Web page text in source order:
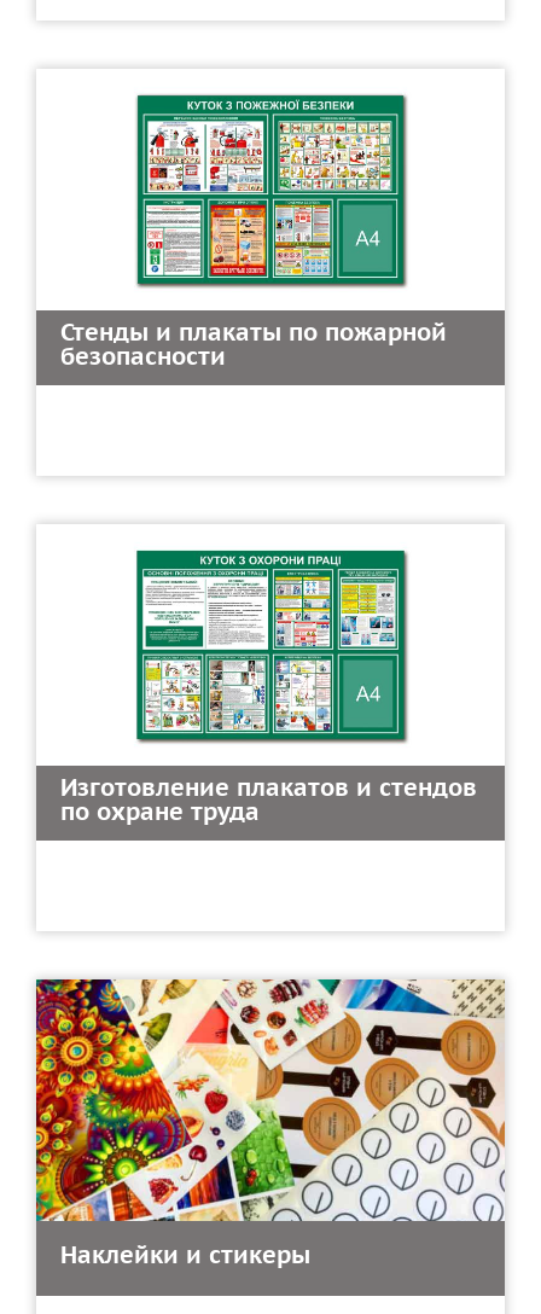
Стенды и плакаты по пожарной
безопасности
Изготовление плакатов и стендов
по охране труда
Наклейки и стикеры